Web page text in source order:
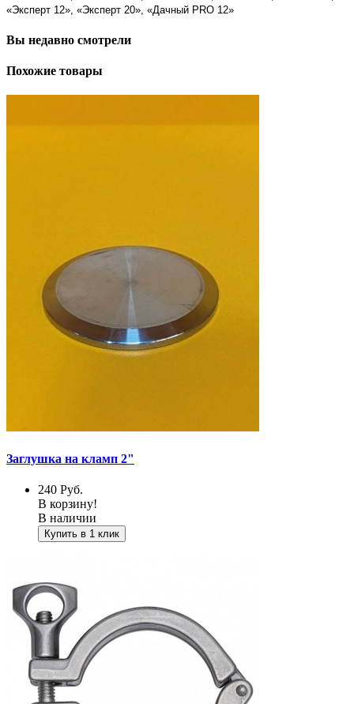
«Эксперт 12», «Эксперт 20», «Дачный PRO 12»
Вы недавно смотрели
Похожие товары
Заглушка на кламп 2"
240 Руб.
В корзину!
В наличии
Купить в 1 клик